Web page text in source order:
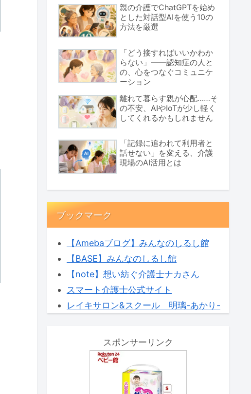
親の介護でChatGPTを始め
とした対話型AIを使う10の
方法を厳選
「どう接すればいいかわか
らない」――認知症の人と
の、心をつなぐコミュニケ
ーション
離れて暮らす親が心配……そ
の不安、AIやIoTが少し軽く
してくれるかもしれません
「記録に追われて利用者と
話せない」を変える、介護
現場のAI活用とは
ブックマーク
【Amebaブログ】みんなのしるし館
【BASE】みんなのしるし館
【note】想い紡ぐ介護士ナカさん
スマート介護士公式サイト
レイキサロン&スクール 明璃-あかり-
スポンサーリンク